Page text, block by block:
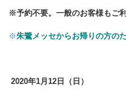
※予約不要。一般のお客様もご利
※朱鷺メッセからお帰りの方の
2020年1月12日（日）